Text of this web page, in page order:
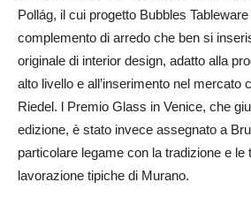
Pollág, il cui progetto Bubbles
complemento di arredo che ben si
originale di interior design, a­datto alla
alto livello e all’inserimento nel mercato
Riedel. l Pre­mio Glass in Venice, che
edizione, è stato invece assegnato a
particolare legame con la tradizione e le
lavorazione tipiche di Murano.